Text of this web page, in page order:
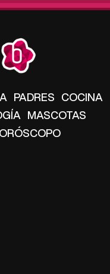
PADRES COCINA
MASCOTAS